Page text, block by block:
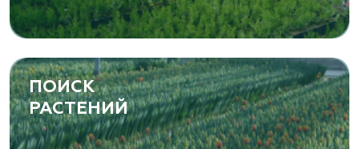
ПОИСК
РАСТЕНИЙ